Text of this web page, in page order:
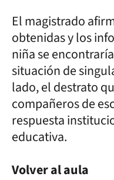
El magistrado
obtenidas y los
niña se
situación de
lado, el destrato
compañeros de
respuesta
educativa.
Volver al aula